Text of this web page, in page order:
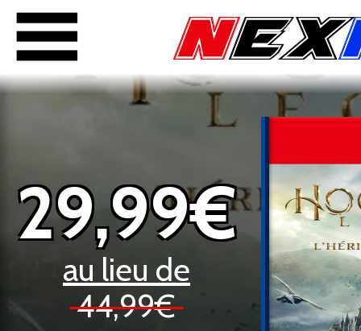
29,99€
au lieu de
44,99€